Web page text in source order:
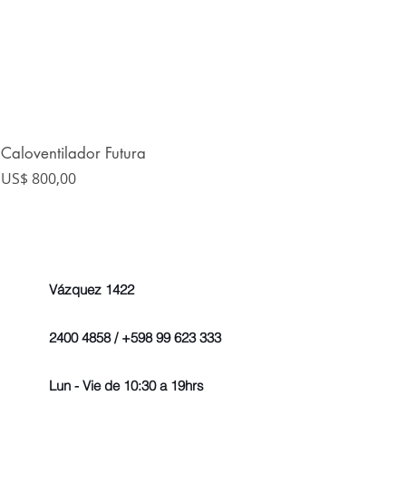
Caloventilador Futura
Precio
US$ 800,00
Vázquez 1422
2400 4858 / +598 99 623 333
Lun - Vie de 10:30 a 19hrs